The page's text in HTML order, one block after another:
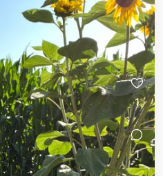
1
1